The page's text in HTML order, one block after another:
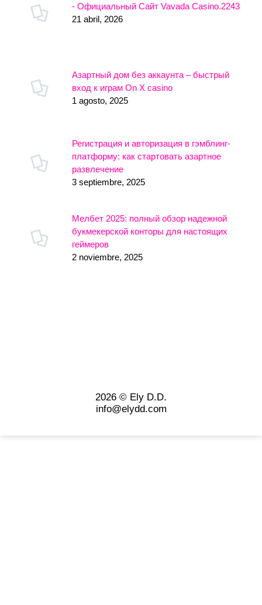
- Официальный Сайт Vavada Casino.2243
21 abril, 2026
Азартный дом без аккаунта – быстрый
вход к играм On X casino
1 agosto, 2025
Регистрация и авторизация в гэмблинг-
платформу: как стартовать азартное
развлечение
3 septiembre, 2025
Мелбет 2025: полный обзор надежной
букмекерской конторы для настоящих
геймеров
2 noviembre, 2025
2026 © Ely D.D.
info@elydd.com